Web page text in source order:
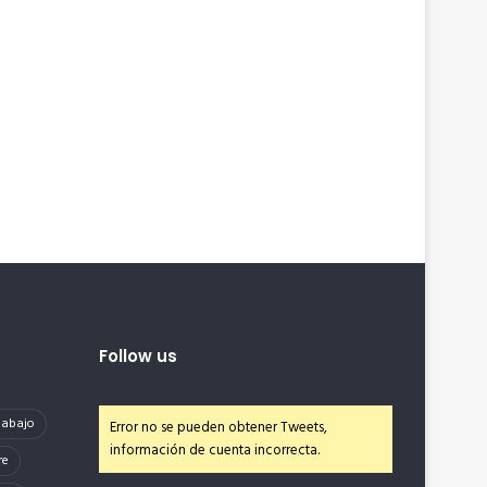
Follow us
Error no se pueden obtener Tweets,
información de cuenta incorrecta.